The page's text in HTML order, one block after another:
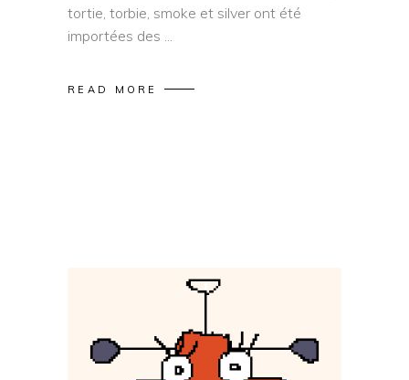
tortie, torbie, smoke et silver ont été
importées des
READ MORE